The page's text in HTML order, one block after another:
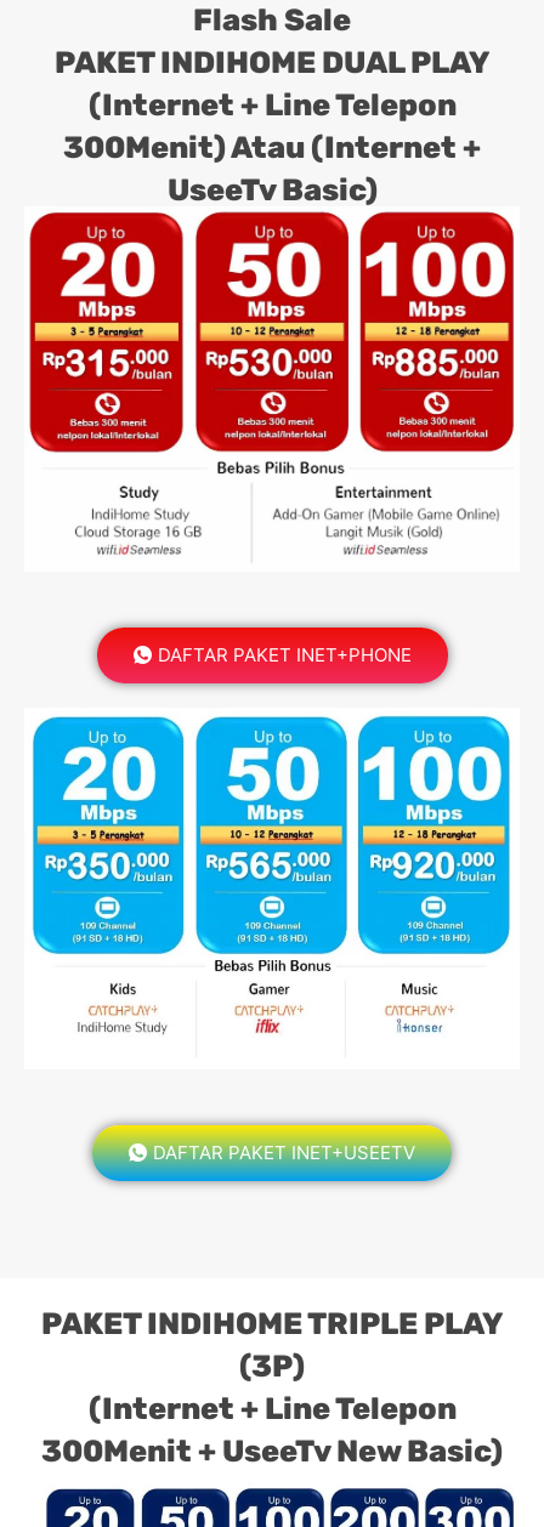
Flash Sale
PAKET INDIHOME DUAL PLAY
(Internet + Line Telepon
300Menit) Atau (Internet +
UseeTv Basic)
DAFTAR PAKET INET+PHONE
DAFTAR PAKET INET+USEETV
PAKET INDIHOME TRIPLE PLAY
(3P)
(Internet + Line Telepon
300Menit + UseeTv New Basic)